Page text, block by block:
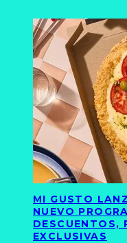
MI GUSTO
NUEVO
DESCUENTOS,
EXCLUSIVAS